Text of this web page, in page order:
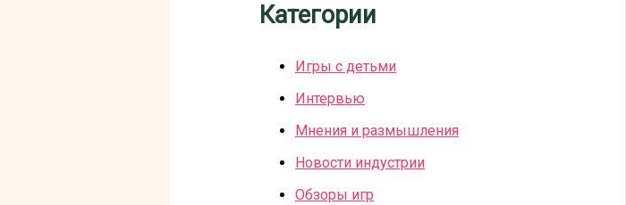
Категории
Игры с детьми
Интервью
Мнения и размышления
Новости индустрии
Обзоры игр